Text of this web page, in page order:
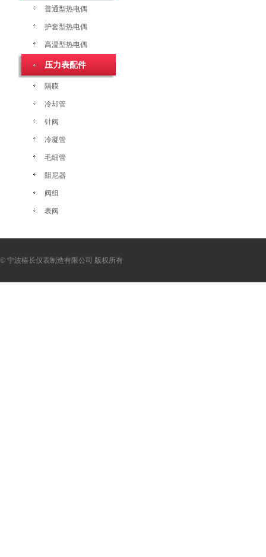
普通型热电偶
护套型热电偶
高温型热电偶
压力表配件
隔膜
冷却管
针阀
冷凝管
毛细管
阻尼器
阀组
表阀
© 宁波椿长仪表制造有限公司 版权所有